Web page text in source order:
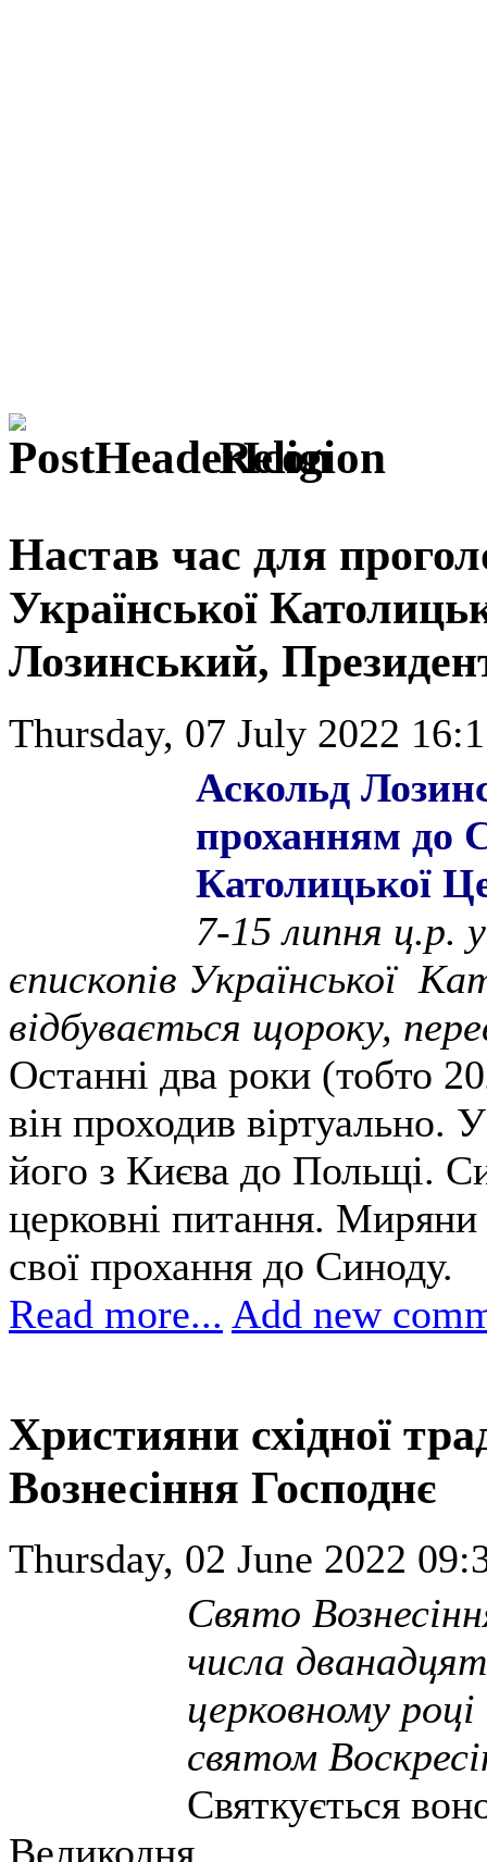
Religion
Настав час для
Української
Лозинський,
Thursday, 07 July 2022
Аскольд
проханням до
Католицької
7-15 липня ц.р.
єпископів Української
відбувається щороку,
Останні два роки (тобто
він проходив віртуально.
його з Києва до Польщі.
церковні питання.
свої прохання до Синоду.
Read more... Add new
Християни східної
Вознесіння Господнє
Thursday, 02 June 2022
Свято
числа
церковному році
святом
Святкується
Великодня.